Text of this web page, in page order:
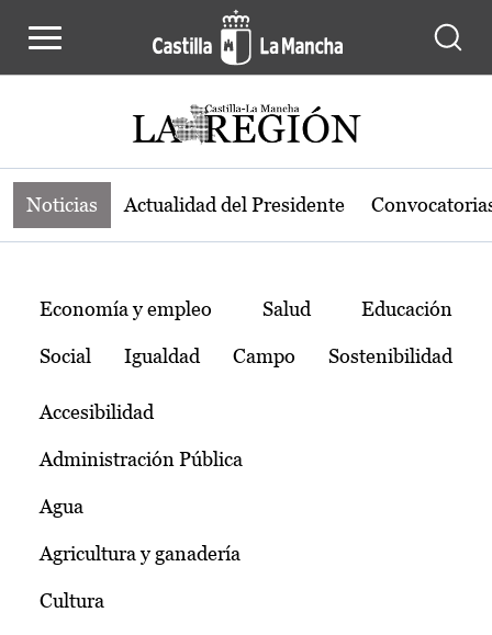
Noticias de la región de Castilla-La
Noticias Actualidad del Presidente
Temas
Economía y empleo Salud Educación
Social Igualdad Campo Sostenibilidad
Accesibilidad
Administración Pública
Agua
Agricultura y ganadería
Cultura